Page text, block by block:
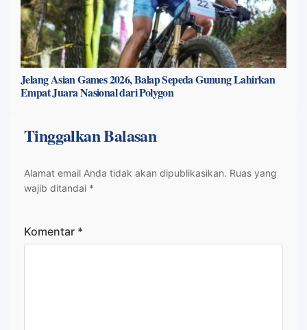
Jelang Asian Games 2026, Balap Sepeda Gunung Lahirkan
Empat Juara Nasional dari Polygon
Tinggalkan Balasan
Alamat email Anda tidak akan dipublikasikan. Ruas yang
wajib ditandai *
Komentar *